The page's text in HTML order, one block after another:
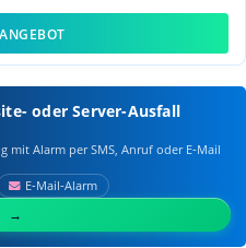
oder Server-Ausfall
mit Alarm per SMS, Anruf oder E‑Mail
E‑Mail‑Alarm